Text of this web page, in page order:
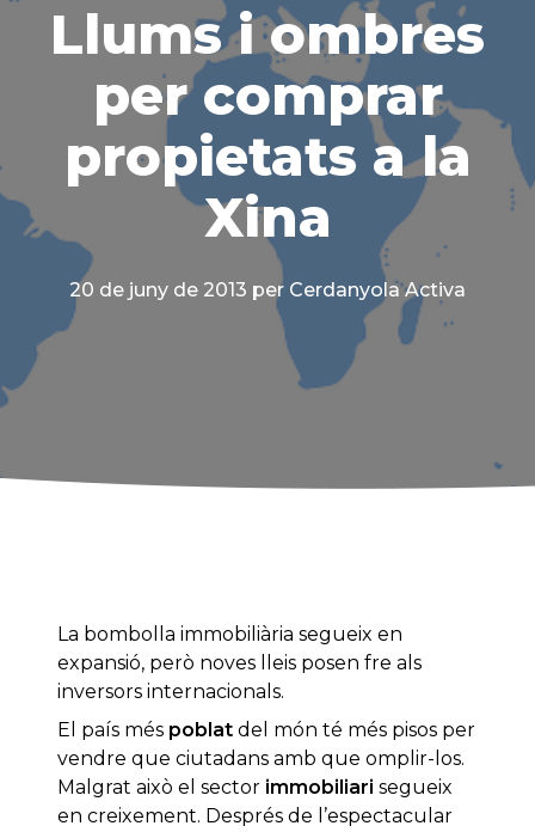
Llums i ombres
per comprar
propietats a la
Xina
20 de juny de 2013 per Cerdanyola Activa
La bombolla immobiliària segueix en
expansió, però noves lleis posen fre als
inversors internacionals.
El país més poblat del món té més pisos per
vendre que ciutadans amb que omplir-los.
Malgrat això el sector immobiliari segueix
en creixement. Després de l’espectacular